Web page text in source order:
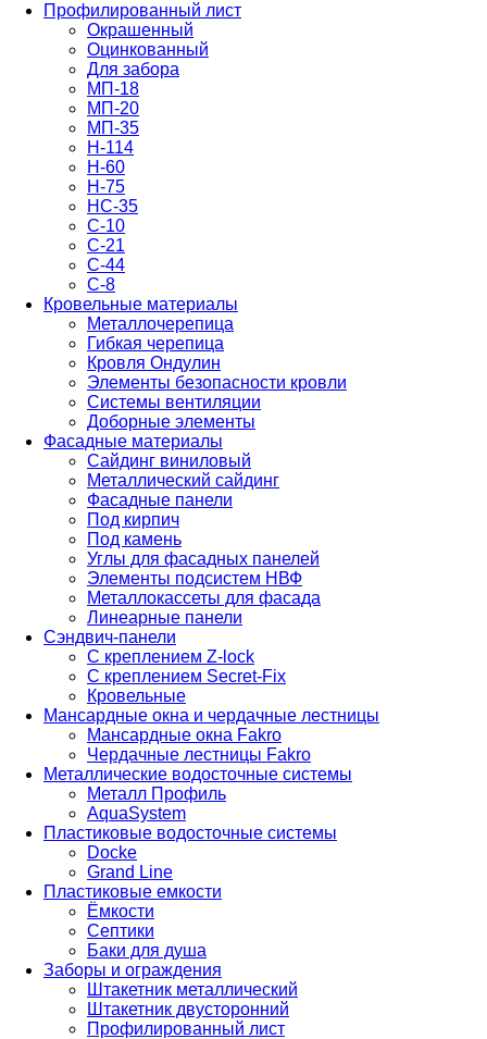
Профилированный лист
Окрашенный
Оцинкованный
Для забора
МП-18
МП-20
МП-35
Н-114
Н-60
Н-75
НС-35
С-10
С-21
С-44
С-8
Кровельные материалы
Металлочерепица
Гибкая черепица
Кровля Ондулин
Элементы безопасности кровли
Системы вентиляции
Доборные элементы
Фасадные материалы
Сайдинг виниловый
Металлический сайдинг
Фасадные панели
Под кирпич
Под камень
Углы для фасадных панелей
Элементы подсистем НВФ
Металлокассеты для фасада
Линеарные панели
Сэндвич-панели
С креплением Z-lock
С креплением Secret-Fix
Кровельные
Мансардные окна и чердачные лестницы
Мансардные окна Fakro
Чердачные лестницы Fakro
Металлические водосточные системы
Металл Профиль
AquaSystem
Пластиковые водосточные системы
Docke
Grand Line
Пластиковые емкости
Ёмкости
Септики
Баки для душа
Заборы и ограждения
Штакетник металлический
Штакетник двусторонний
Профилированный лист